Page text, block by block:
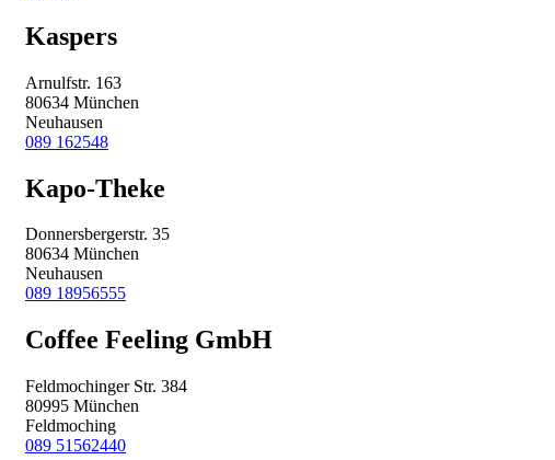
Kaspers
Arnulfstr. 163
80634 München
Neuhausen
089 162548
Kapo-Theke
Donnersbergerstr. 35
80634 München
Neuhausen
089 18956555
Coffee Feeling GmbH
Feldmochinger Str. 384
80995 München
Feldmoching
089 51562440